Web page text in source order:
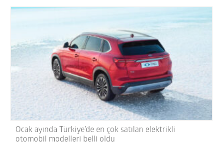
Ocak ayında Türkiye’de en çok satılan elektrikli
otomobil modelleri belli oldu